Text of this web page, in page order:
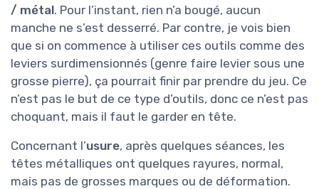
/ métal. Pour l’instant, rien n’a bougé, aucun
manche ne s’est desserré. Par contre, je vois bien
que si on commence à utiliser ces outils comme des
leviers surdimensionnés (genre faire levier sous une
grosse pierre), ça pourrait finir par prendre du jeu. Ce
n’est pas le but de ce type d’outils, donc ce n’est pas
choquant, mais il faut le garder en tête.
Concernant l’usure, après quelques séances, les
têtes métalliques ont quelques rayures, normal,
mais pas de grosses marques ou de déformation.